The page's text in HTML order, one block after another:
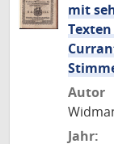
mit
Autor
Jahr: